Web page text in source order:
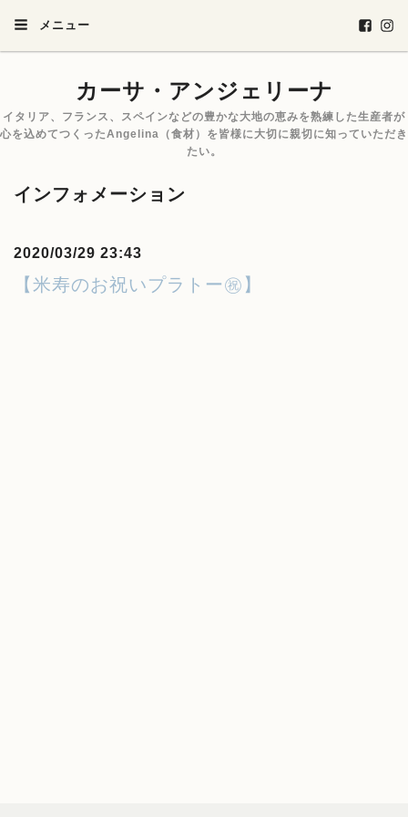
メニュー
カーサ・アンジェリーナ
イタリア、フランス、スペインなどの豊かな大地の恵みを熟練した生産者が
心を込めてつくったAngelina（食材）を皆様に大切に親切に知っていただき
たい。
インフォメーション
2020/03/29 23:43
【米寿のお祝いプラトー㊗️】